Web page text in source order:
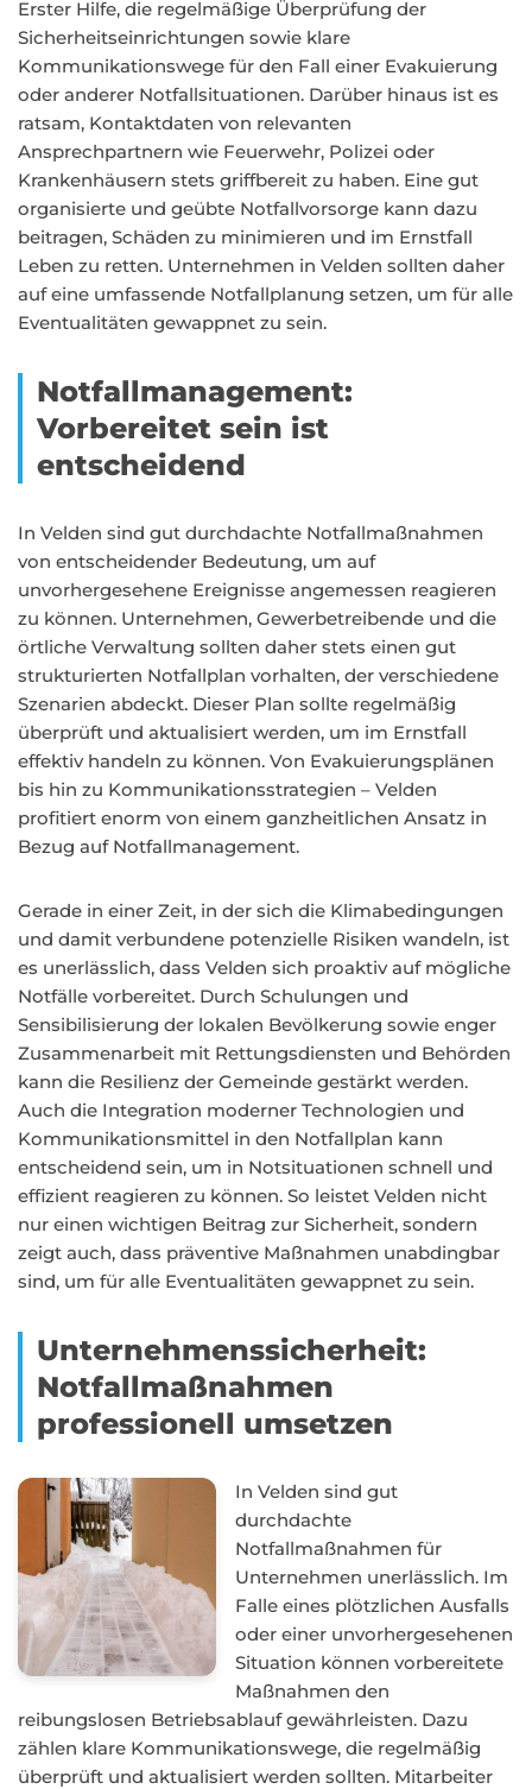
Erster Hilfe, die regelmäßige Überprüfung der
Sicherheitseinrichtungen sowie klare
Kommunikationswege für den Fall einer Evakuierung
oder anderer Notfallsituationen. Darüber hinaus ist es
ratsam, Kontaktdaten von relevanten
Ansprechpartnern wie Feuerwehr, Polizei oder
Krankenhäusern stets griffbereit zu haben. Eine gut
organisierte und geübte Notfallvorsorge kann dazu
beitragen, Schäden zu minimieren und im Ernstfall
Leben zu retten. Unternehmen in Velden sollten daher
auf eine umfassende Notfallplanung setzen, um für alle
Eventualitäten gewappnet zu sein.
Notfallmanagement:
Vorbereitet sein ist
entscheidend
In Velden sind gut durchdachte Notfallmaßnahmen
von entscheidender Bedeutung, um auf
unvorhergesehene Ereignisse angemessen reagieren
zu können. Unternehmen, Gewerbetreibende und die
örtliche Verwaltung sollten daher stets einen gut
strukturierten Notfallplan vorhalten, der verschiedene
Szenarien abdeckt. Dieser Plan sollte regelmäßig
überprüft und aktualisiert werden, um im Ernstfall
effektiv handeln zu können. Von Evakuierungsplänen
bis hin zu Kommunikationsstrategien – Velden
profitiert enorm von einem ganzheitlichen Ansatz in
Bezug auf Notfallmanagement.
Gerade in einer Zeit, in der sich die Klimabedingungen
und damit verbundene potenzielle Risiken wandeln, ist
es unerlässlich, dass Velden sich proaktiv auf mögliche
Notfälle vorbereitet. Durch Schulungen und
Sensibilisierung der lokalen Bevölkerung sowie enger
Zusammenarbeit mit Rettungsdiensten und Behörden
kann die Resilienz der Gemeinde gestärkt werden.
Auch die Integration moderner Technologien und
Kommunikationsmittel in den Notfallplan kann
entscheidend sein, um in Notsituationen schnell und
effizient reagieren zu können. So leistet Velden nicht
nur einen wichtigen Beitrag zur Sicherheit, sondern
zeigt auch, dass präventive Maßnahmen unabdingbar
sind, um für alle Eventualitäten gewappnet zu sein.
Unternehmenssicherheit:
Notfallmaßnahmen
professionell umsetzen
In Velden sind gut
durchdachte
Notfallmaßnahmen für
Unternehmen unerlässlich. Im
Falle eines plötzlichen Ausfalls
oder einer unvorhergesehenen
Situation können vorbereitete
Maßnahmen den
reibungslosen Betriebsablauf gewährleisten. Dazu
zählen klare Kommunikationswege, die regelmäßig
überprüft und aktualisiert werden sollten. Mitarbeiter